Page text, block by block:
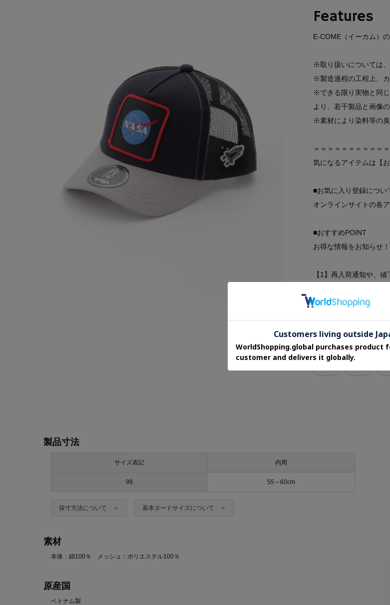
Features
E-COME（イーカム）
※取り扱いについては
※製造過程の工程上、
※できる限り実物と同
より、若干製品と画像
※素材により染料等の臭
＝＝＝＝＝＝＝＝＝＝
気になるアイテムは【
■お気に入り登録につい
オンラインサイトの各
■おすすめPOINT
お得な情報をお知らせ！
【1】再入荷通知や、
【2】マイページでお気
＝＝＝＝＝＝＝＝＝＝
関連タグ
製品寸法
サイズ表記 内周
99 55～60cm
採寸方法について ＞ 基本ヌードサイズについて ＞
素材
本体：綿100％ メッシュ：ポリエステル100％
原産国
ベトナム製